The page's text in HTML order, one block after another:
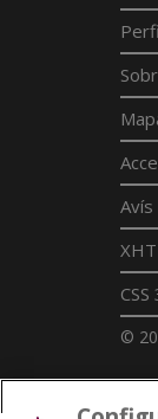
Avís
CSS
©